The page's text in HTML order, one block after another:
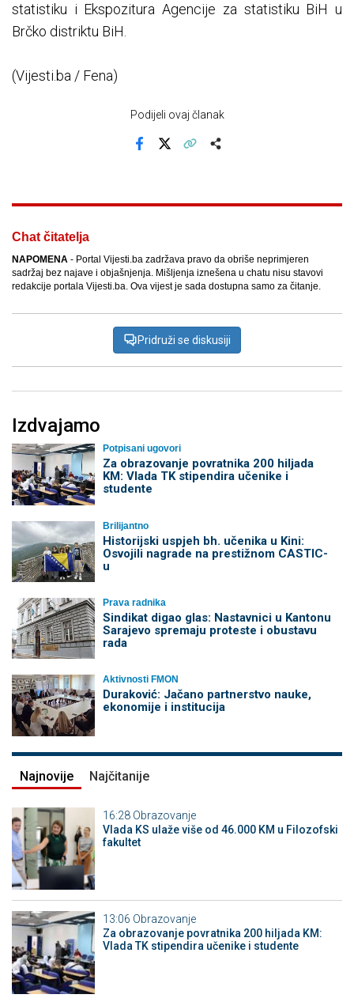
statistiku i Ekspozitura Agencije za statistiku BiH u
Brčko distriktu BiH.
(Vijesti.ba / Fena)
Podijeli ovaj članak
Chat čitatelja
NAPOMENA - Portal Vijesti.ba zadržava pravo da obriše neprimjeren
sadržaj bez najave i objašnjenja. Mišljenja iznešena u chatu nisu stavovi
redakcije portala Vijesti.ba. Ova vijest je sada dostupna samo za čitanje.
Pridruži se diskusiji
Izdvajamo
Potpisani ugovori
Za obrazovanje povratnika 200 hiljada
KM: Vlada TK stipendira učenike i
studente
Brilijantno
Historijski uspjeh bh. učenika u Kini:
Osvojili nagrade na prestižnom CASTIC-
u
Prava radnika
Sindikat digao glas: Nastavnici u Kantonu
Sarajevo spremaju proteste i obustavu
rada
Aktivnosti FMON
Duraković: Jačano partnerstvo nauke,
ekonomije i institucija
Najnovije Najčitanije
16:28 Obrazovanje
Vlada KS ulaže više od 46.000 KM u Filozofski
fakultet
13:06 Obrazovanje
Za obrazovanje povratnika 200 hiljada KM:
Vlada TK stipendira učenike i studente